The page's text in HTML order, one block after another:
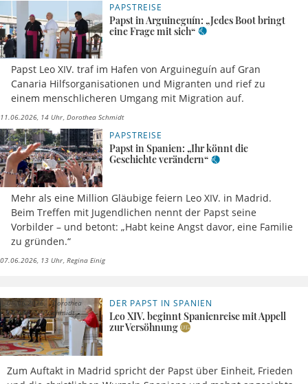
PAPSTREISE
Papst in Arguineguín: „Jedes Boot bringt
eine Frage mit sich“
Papst Leo XIV. traf im Hafen von Arguineguín auf Gran
Canaria Hilfsorganisationen und Migranten und rief zu
einem menschlicheren Umgang mit Migration auf.
11.06.2026, 14 Uhr Dorothea Schmidt
PAPSTREISE
Papst in Spanien: „Ihr könnt die
Geschichte verändern“
Mehr als eine Million Gläubige feiern Leo XIV. in Madrid.
Beim Treffen mit Jugendlichen nennt der Papst seine
Vorbilder – und betont: „Habt keine Angst davor, eine Familie
zu gründen.“
07.06.2026, 13 Uhr Regina Einig
DER PAPST IN SPANIEN
Leo XIV. beginnt Spanienreise mit Appell
zur Versöhnung
Zum Auftakt in Madrid spricht der Papst über Einheit, Frieden
06.06.2026,
14 Uhr
Dorothea
Schmidt